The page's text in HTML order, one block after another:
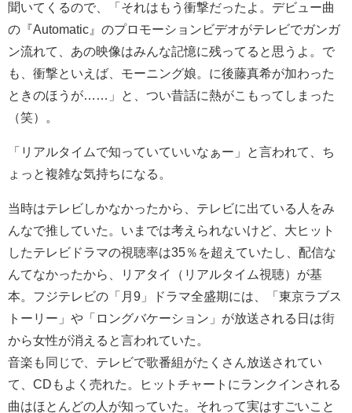
聞いてくるので、「それはもう衝撃だったよ。デビュー曲
の『Automatic』のプロモーションビデオがテレビでガンガ
ン流れて、あの映像はみんな記憶に残ってると思うよ。で
も、衝撃といえば、モーニング娘。に後藤真希が加わった
ときのほうが……」と、つい昔話に熱がこもってしまった
（笑）。
「リアルタイムで知っていていいなぁー」と言われて、ち
ょっと複雑な気持ちになる。
当時はテレビしかなかったから、テレビに出ている人をみ
んなで推していた。いまでは考えられないけど、大ヒット
したテレビドラマの視聴率は35％を超えていたし、配信な
んてなかったから、リアタイ（リアルタイム視聴）が基
本。フジテレビの「月9」ドラマ全盛期には、「東京ラブス
トーリー」や「ロングバケーション」が放送される日は街
から女性が消えると言われていた。
音楽も同じで、テレビで歌番組がたくさん放送されてい
て、CDもよく売れた。ヒットチャートにランクインされる
曲はほとんどの人が知っていた。それって実はすごいこと